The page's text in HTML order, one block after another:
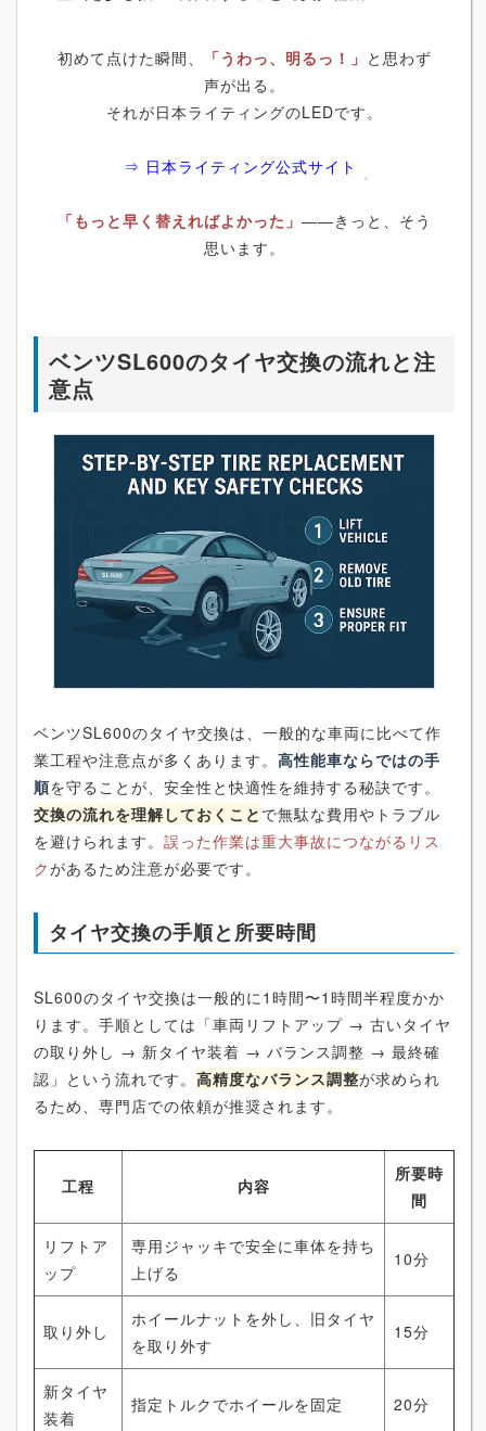
初めて点けた瞬間、 「うわっ、明るっ！」 と思わず
声が出る。
それが日本ライティングのLEDです。
⇒ 日本ライティング公式サイト
「もっと早く替えればよかった」 ――きっと、そう
思います。
ベンツSL600のタイヤ交換の流れと注
意点
ベンツSL600のタイヤ交換は、一般的な車両に比べて作
業工程や注意点が多くあります。 高性能車ならではの手
順を守ることが、安全性と快適性を維持する秘訣です。
交換の流れを理解しておくこと で無駄な費用やトラブル
を避けられます。 誤った作業は重大事故につながるリス
クがあるため注意が必要です。
タイヤ交換の手順と所要時間
SL600のタイヤ交換は一般的に1時間〜1時間半程度かか
ります。手順としては「車両リフトアップ → 古いタイヤ
の取り外し → 新タイヤ装着 → バランス調整 → 最終確
認」という流れです。 高精度なバランス調整が求められ
るため、専門店での依頼が推奨されます。
工程 内容
所要時
間
リフトア
ップ
専用ジャッキで安全に車体を持ち
上げる
10分
取り外し
ホイールナットを外し、旧タイヤ
を取り外す
15分
新タイヤ
装着
指定トルクでホイールを固定 20分